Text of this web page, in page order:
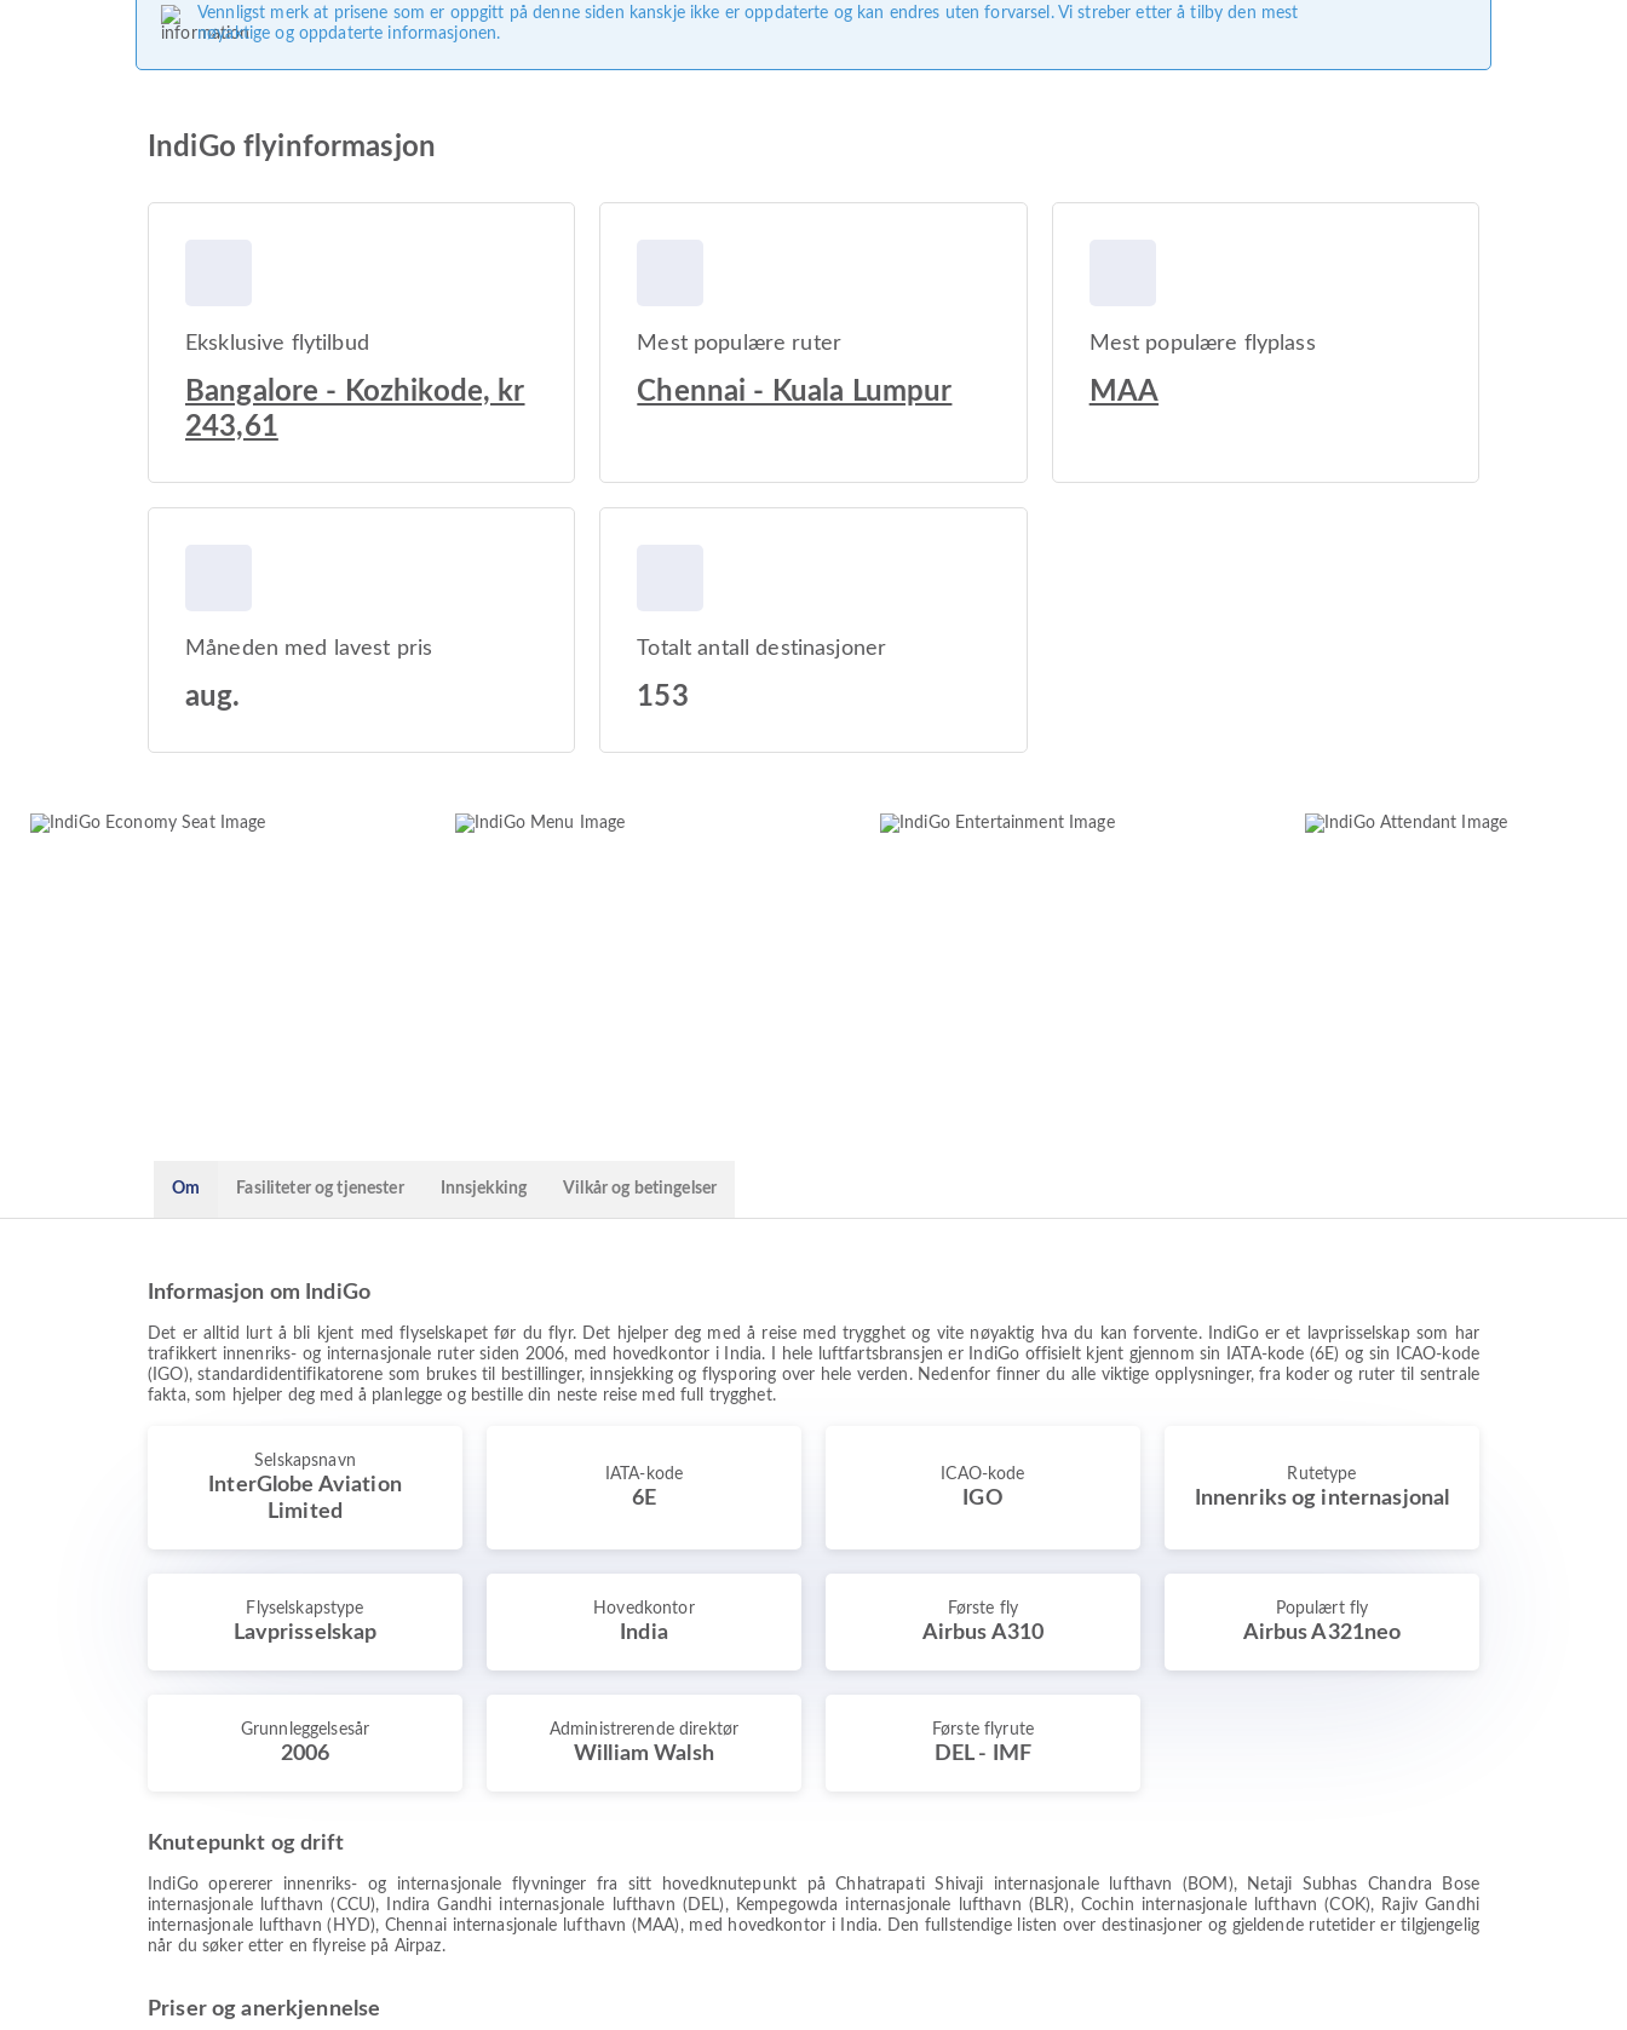
Vennligst merk at prisene som er oppgitt på denne siden kanskje ikke er oppdaterte og kan endres uten forvarsel. Vi streber etter å tilby den mest
nøyaktige og oppdaterte informasjonen.
IndiGo flyinformasjon
Eksklusive flytilbud
Bangalore - Kozhikode, kr
243,61
Mest populære ruter
Chennai - Kuala Lumpur
Mest populære flyplass
MAA
Måneden med lavest pris
aug.
Totalt antall destinasjoner
153
Om Fasiliteter og tjenester Innsjekking Vilkår og betingelser
Informasjon om IndiGo
Det er alltid lurt å bli kjent med flyselskapet før du flyr. Det hjelper deg med å reise med trygghet og vite nøyaktig hva du kan forvente. IndiGo er et lavprisselskap som har
trafikkert innenriks- og internasjonale ruter siden 2006, med hovedkontor i India. I hele luftfartsbransjen er IndiGo offisielt kjent gjennom sin IATA-kode (6E) og sin ICAO-kode
(IGO), standardidentifikatorene som brukes til bestillinger, innsjekking og flysporing over hele verden. Nedenfor finner du alle viktige opplysninger, fra koder og ruter til sentrale
fakta, som hjelper deg med å planlegge og bestille din neste reise med full trygghet.
Selskapsnavn
InterGlobe Aviation
Limited
IATA-kode
6E
ICAO-kode
IGO
Rutetype
Innenriks og internasjonal
Flyselskapstype
Lavprisselskap
Hovedkontor
India
Første fly
Airbus A310
Populært fly
Airbus A321neo
Grunnleggelsesår
2006
Administrerende direktør
William Walsh
Første flyrute
DEL - IMF
Knutepunkt og drift
IndiGo opererer innenriks- og internasjonale flyvninger fra sitt hovedknutepunkt på Chhatrapati Shivaji internasjonale lufthavn (BOM), Netaji Subhas Chandra Bose
internasjonale lufthavn (CCU), Indira Gandhi internasjonale lufthavn (DEL), Kempegowda internasjonale lufthavn (BLR), Cochin internasjonale lufthavn (COK), Rajiv Gandhi
internasjonale lufthavn (HYD), Chennai internasjonale lufthavn (MAA), med hovedkontor i India. Den fullstendige listen over destinasjoner og gjeldende rutetider er tilgjengelig
når du søker etter en flyreise på Airpaz.
Priser og anerkjennelse